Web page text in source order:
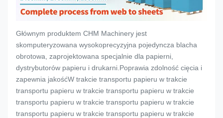
Głównym produktem CHM Machinery jest
skomputeryzowana wysokoprecyzyjna pojedyncza blacha
obrotowa, zaprojektowana specjalnie dla papierni,
dystrybutorów papieru i drukarni.Poprawia zdolność cięcia i
zapewnia jakośćW trakcie transportu papieru w trakcie
transportu papieru w trakcie transportu papieru w trakcie
transportu papieru w trakcie transportu papieru w trakcie
transportu papieru w trakcie transportu papieru w trakcie